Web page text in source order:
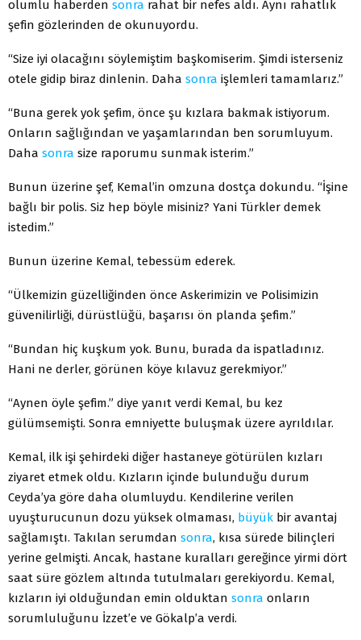
olumlu haberden sonra rahat bir nefes aldı. Aynı rahatlık
şefin gözlerinden de okunuyordu.
“Size iyi olacağını söylemiştim başkomiserim. Şimdi isterseniz
otele gidip biraz dinlenin. Daha sonra işlemleri tamamlarız.”
“Buna gerek yok şefim, önce şu kızlara bakmak istiyorum.
Onların sağlığından ve yaşamlarından ben sorumluyum.
Daha sonra size raporumu sunmak isterim.”
Bunun üzerine şef, Kemal’in omzuna dostça dokundu. “İşine
bağlı bir polis. Siz hep böyle misiniz? Yani Türkler demek
istedim.”
Bunun üzerine Kemal, tebessüm ederek.
“Ülkemizin güzelliğinden önce Askerimizin ve Polisimizin
güvenilirliği, dürüstlüğü, başarısı ön planda şefim.”
“Bundan hiç kuşkum yok. Bunu, burada da ispatladınız.
Hani ne derler, görünen köye kılavuz gerekmiyor.”
“Aynen öyle şefim.” diye yanıt verdi Kemal, bu kez
gülümsemişti. Sonra emniyette buluşmak üzere ayrıldılar.
Kemal, ilk işi şehirdeki diğer hastaneye götürülen kızları
ziyaret etmek oldu. Kızların içinde bulunduğu durum
Ceyda’ya göre daha olumluydu. Kendilerine verilen
uyuşturucunun dozu yüksek olmaması, büyük bir avantaj
sağlamıştı. Takılan serumdan sonra, kısa sürede bilinçleri
yerine gelmişti. Ancak, hastane kuralları gereğince yirmi dört
saat süre gözlem altında tutulmaları gerekiyordu. Kemal,
kızların iyi olduğundan emin olduktan sonra onların
sorumluluğunu İzzet’e ve Gökalp’a verdi.